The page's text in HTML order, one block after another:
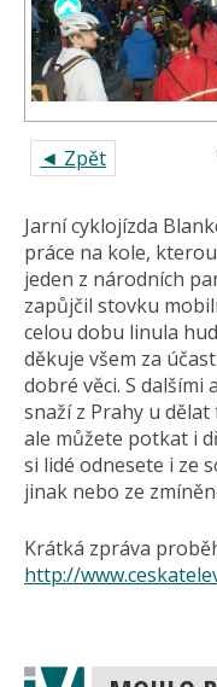
◄ Zpět
Jarní cyklojízda
práce na kole,
jeden z národních
zapůjčil stovku
celou dobu linula
děkuje všem za
dobré věci. S
snaží z Prahy u
ale můžete potkat i
si lidé odnesete i ze
jinak nebo ze
Krátká zpráva
http://